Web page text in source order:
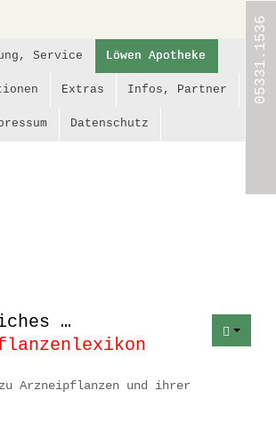
05331.1536
Service Löwen Apotheke
Extras Infos, Partner
Datenschutz
…
zu Arzneipflanzen und ihrer